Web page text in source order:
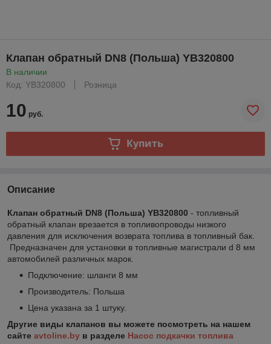
Клапан обратный DN8 (Польша) YB320800
В наличии
Код: YB320800
Розница
10 руб.
Купить
Описание
Клапан обратный DN8 (Польша) YB320800 - топливный
обратный клапан врезается в топливопроводы низкого
давления для исключения возврата топлива в топливный бак.
Предназначен для установки в топливные магистрали d 8 мм
автомобилей различных марок.
Подключение: шланги 8 мм
Производитель: Польша
Цена указана за 1 штуку.
Другие виды клапанов вы можете посмотреть на нашем
сайте avtoline.by в разделе Насос подкачки топлива